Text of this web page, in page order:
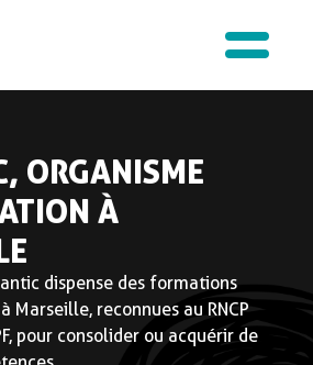
SPORT ET
Qwantic propose des
certifiées RNCP,
initiale ou en